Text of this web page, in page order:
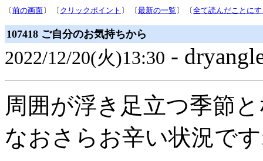
〔前の画面〕 〔 クリックポイント 〕 〔最新の一覧 〕 〔全て読んだことに
107418 ご自分のお気持ちから
2022/12/20(火)13:30 -
周囲が浮き足立つ季節
なおさらお辛い状況で